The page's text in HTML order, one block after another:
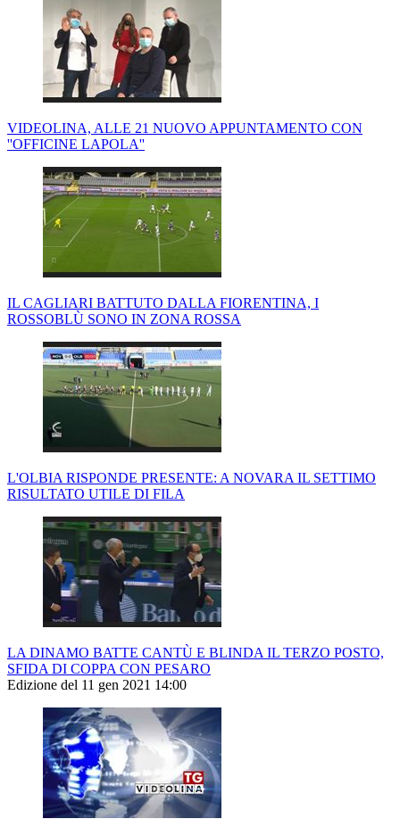
VIDEOLINA, ALLE 21 NUOVO APPUNTAMENTO CON
''OFFICINE LAPOLA''
IL CAGLIARI BATTUTO DALLA FIORENTINA, I
ROSSOBLÙ SONO IN ZONA ROSSA
L'OLBIA RISPONDE PRESENTE: A NOVARA IL SETTIMO
RISULTATO UTILE DI FILA
LA DINAMO BATTE CANTÙ E BLINDA IL TERZO POSTO,
SFIDA DI COPPA CON PESARO
Edizione del 11 gen 2021 14:00